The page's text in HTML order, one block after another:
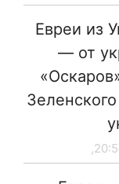
Евреи из
— от